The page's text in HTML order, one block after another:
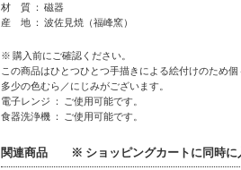
材 質 ： 磁器
産 地 ： 波佐見焼（福峰窯）
※ 購入前にご確認ください。
この商品はひとつひとつ手描きによる絵付けのため
多少の色むら／にじみがございます。
電子レンジ ： ご使用可能です。
食器洗浄機 ： ご使用可能です。
関連商品 ※ ショッピングカートに同時に